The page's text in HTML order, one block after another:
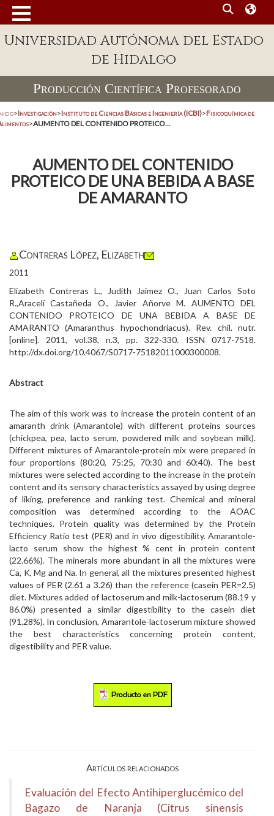
Universidad Autónoma del Estado
de Hidalgo
Producción Científica Profesorado
>Investigación>Instituto de Ciencias Básicas e Ingeniería (ICBI)>Fisicoquímica de
>AUMENTO DEL CONTENIDO PROTEICO...
AUMENTO DEL CONTENIDO
PROTEICO DE UNA BEBIDA A BASE
DE AMARANTO
Contreras López, Elizabeth
2011
Elizabeth Contreras L., Judith Jaimez O., Juan Carlos Soto
R.,Aracelí Castañeda O., Javier Añorve M. AUMENTO DEL
CONTENIDO PROTEICO DE UNA BEBIDA A BASE DE
AMARANTO (Amaranthus hypochondriacus). Rev. chil. nutr.
[online]. 2011, vol.38, n.3, pp. 322-330. ISSN 0717-7518.
http://dx.doi.org/10.4067/S0717-75182011000300008.
Abstract
The aim of this work was to increase the protein content of an
amaranth drink (Amarantole) with different proteins sources
(chickpea, pea, lacto serum, powdered milk and soybean milk).
Different mixtures of Amarantole-protein mix were prepared in
four proportions (80:20, 75:25, 70:30 and 60:40). The best
mixtures were selected according to the increase in the protein
content and its sensory characteristics assayed by using degree
of liking, preference and ranking test. Chemical and mineral
composition was determined according to the AOAC
techniques. Protein quality was determined by the Protein
Efficiency Ratio test (PER) and in vivo digestibility. Amarantole-
lacto serum show the highest % cent in protein content
(22.66%). The minerals more abundant in all the mixtures were
Ca, K, Mg and Na. In general, all the mixtures presented highest
values of PER (2.61 a 3.26) than the reference (casein PER=2.5)
diet. Mixtures added of lactoserum and milk-lactoserum (88.19 y
86.0%) presented a similar digestibility to the casein diet
(91.28%). In conclusion, Amarantole-lactoserum mixture showed
the best characteristics concerning protein content,
digestibility and PER value.
Artículos relacionados
Evaluación del Efecto Antihiperglucémico del
Bagazo de Naranja (Citrus sinensis